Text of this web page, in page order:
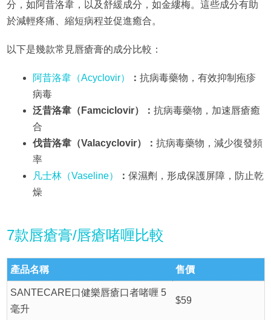
分，如阿昔洛韋，以及舒緩成分，如金縷梅。這些成分有助
於減輕疼痛、縮短病程並促進癒合。
以下是幾款常見唇瘡膏的成分比較：
阿昔洛韋（Acyclovir） ： 抗病毒藥物，有效抑制疱疹
病毒
泛昔洛韋（Famciclovir）： 抗病毒藥物，加速唇瘡癒
合
伐昔洛韋（Valacyclovir）： 抗病毒藥物，減少復發頻
率
凡士林（Vaseline）
： 保濕劑，形成保護屏障，防止乾
燥
7款唇瘡膏/唇瘡啫喱比較
產品名稱 售價
SANTECARE口健樂唇瘡口者啫喱 5
毫升
$59